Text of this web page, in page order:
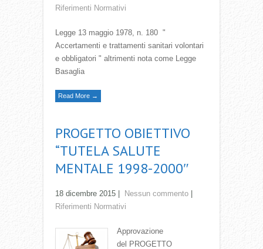
Riferimenti Normativi
Legge 13 maggio 1978, n. 180 "
Accertamenti e trattamenti sanitari volontari
e obbligatori " altrimenti nota come Legge
Basaglia
Read More →
PROGETTO OBIETTIVO
“TUTELA SALUTE
MENTALE 1998-2000″
18 dicembre 2015 Nessun commento
Riferimenti Normativi
Approvazione
del PROGETTO